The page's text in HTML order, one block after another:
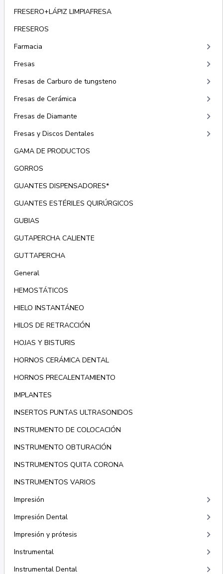
FRESERO+LÁPIZ LIMPIAFRESA
FRESEROS
Farmacia
keyboard_arrow_right
Fresas keyboard_arrow_right
Fresas de Carburo de tungsteno keyboard_arrow_right
Fresas de Cerámica keyboard_arrow_right
Fresas de Diamante keyboard_arrow_right
Fresas y Discos Dentales keyboard_arrow_right
GAMA DE PRODUCTOS
GORROS
GUANTES DISPENSADORES*
GUANTES ESTÉRILES QUIRÚRGICOS
GUBIAS
GUTAPERCHA CALIENTE
GUTTAPERCHA
General
HEMOSTÁTICOS
HIELO INSTANTÁNEO
HILOS DE RETRACCIÓN
HOJAS Y BISTURIS
HORNOS CERÁMICA DENTAL
HORNOS PRECALENTAMIENTO
IMPLANTES
INSERTOS PUNTAS ULTRASONIDOS
INSTRUMENTO DE COLOCACIÓN
INSTRUMENTO OBTURACIÓN
INSTRUMENTOS QUITA CORONA
INSTRUMENTOS VARIOS
Impresión
keyboard_arrow_right
Impresión Dental keyboard_arrow_right
Impresión y prótesis keyboard_arrow_right
Instrumental keyboard_arrow_right
Instrumental Dental keyboard_arrow_right